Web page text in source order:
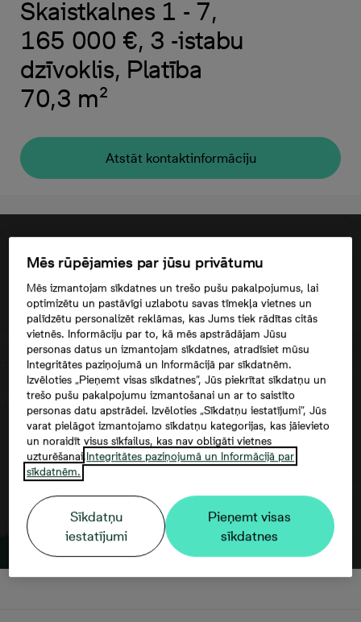
Skaistkalnes 1 - 7,
165 000 €, 3 -istabu
dzīvoklis, Platība
70,3 m²
Atstāt kontaktinformāciju
Google maps trešās puses datu
izmantošana
Mēs rūpējamies par jūsu privātumu
Mēs izmantojam sīkdatnes un trešo pušu pakalpojumus, lai
optimizētu un pastāvīgi uzlabotu savas tīmekļa vietnes un
palīdzētu personalizēt reklāmas, kas Jums tiek rādītas citās
vietnēs. Informāciju par to, kā mēs apstrādājam Jūsu
personas datus un izmantojam sīkdatnes, atradīsiet mūsu
Integritātes paziņojumā un Informācijā par sīkdatnēm.
Izvēloties „Pieņemt visas sīkdatnes”, Jūs piekrītat sīkdatņu un
trešo pušu pakalpojumu izmantošanai un ar to saistīto
personas datu apstrādei. Izvēloties „Sīkdatņu iestatījumi”, Jūs
varat pielāgot izmantojamo sīkdatņu kategorijas, kas jāievieto
un noraidīt visus sīkfailus, kas nav obligāti vietnes
uzturēšanai.Integritātes paziņojumā un Informācijā par
sīkdatnēm.
Sīkdatņu
iestatījumi
Pieņemt visas
sīkdatnes